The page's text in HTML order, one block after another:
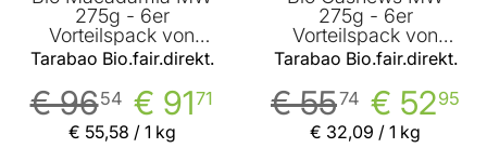
275g - 6er
Vorteilspack von
Tarabao Bio.fair.direkt.
Tarabao Bio.fair.direkt.
€ 9171
€ 9654
€ 55,58 / 1 kg
275g - 6er
Vorteilspack von
Tarabao Bio.fair.direkt.
Tarabao Bio.fair.direkt.
€ 5295
€ 5574
€ 32,09 / 1 kg